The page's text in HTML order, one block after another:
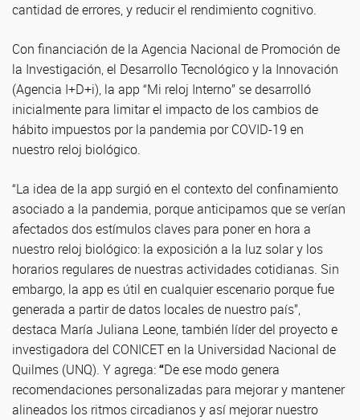
cantidad de errores, y reducir el rendimiento cognitivo.
Con financiación de la Agencia Nacional de Promoción de
la Investigación, el Desarrollo Tecnológico y la Innovación
(Agencia I+D+i), la app “Mi reloj Interno” se desarrolló
inicialmente para limitar el impacto de los cambios de
hábito impuestos por la pandemia por COVID-19 en
nuestro reloj biológico.
“La idea de la app surgió en el contexto del confinamiento
asociado a la pandemia, porque anticipamos que se verían
afectados dos estímulos claves para poner en hora a
nuestro reloj biológico: la exposición a la luz solar y los
horarios regulares de nuestras actividades cotidianas. Sin
embargo, la app es útil en cualquier escenario porque fue
generada a partir de datos locales de nuestro país”,
destaca María Juliana Leone, también líder del proyecto e
investigadora del CONICET en la Universidad Nacional de
Quilmes (UNQ). Y agrega:“De ese modo genera
recomendaciones personalizadas para mejorar y mantener
alineados los ritmos circadianos y así mejorar nuestro